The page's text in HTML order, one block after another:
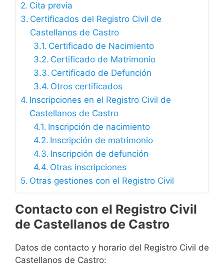
Cita previa
Certificados del Registro Civil de
Castellanos de Castro
Certificado de Nacimiento
Certificado de Matrimonio
Certificado de Defunción
Otros certificados
Inscripciones en el Registro Civil de
Castellanos de Castro
Inscripción de nacimiento
Inscripción de matrimonio
Inscripción de defunción
Otras inscripciones
Otras gestiones con el Registro Civil
Contacto con el Registro Civil
de Castellanos de Castro
Datos de contacto y horario del Registro Civil de
Castellanos de Castro: